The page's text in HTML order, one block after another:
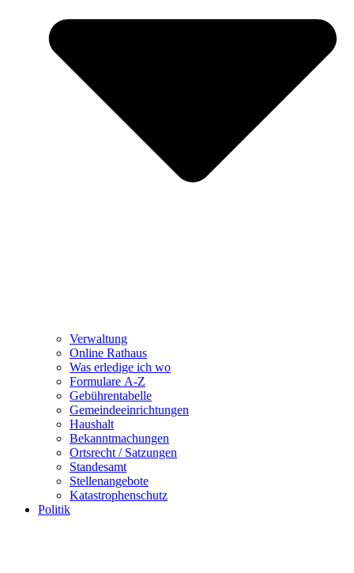
Verwaltung
Online Rathaus
Was erledige ich wo
Formulare A-Z
Gebührentabelle
Gemeindeeinrichtungen
Haushalt
Bekanntmachungen
Ortsrecht / Satzungen
Standesamt
Stellenangebote
Katastrophenschutz
Politik